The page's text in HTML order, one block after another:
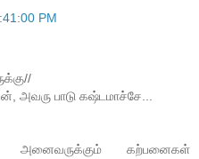
PM
அவரு பாடு கஷ்டமாச்சே...
அனைவருக்கும் கற்பனைகள்